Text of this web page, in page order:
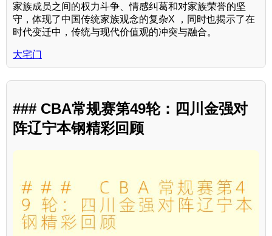
家族成员之间的权力斗争、情感纠葛和对家族荣誉的坚
守，体现了中国传统家族观念的复杂X ，同时也揭示了在
时代变迁中，传统与现代价值观的冲突与融合。
大宅门
### CBA常规赛第49轮：四川金强对
阵辽宁本钢精彩回顾